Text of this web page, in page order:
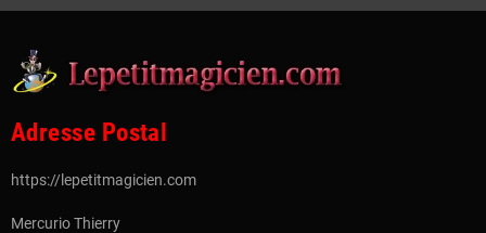
Adresse Postal
https://lepetitmagicien.com
Mercurio Thierry